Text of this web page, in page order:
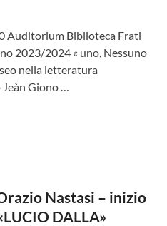
Auditorium Biblioteca Frati
2023/2024 « uno, Nessuno
nella letteratura
Giono …
Nastasi – inizio
DALLA»